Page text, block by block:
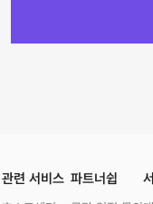
관련 서비스 파트너쉽